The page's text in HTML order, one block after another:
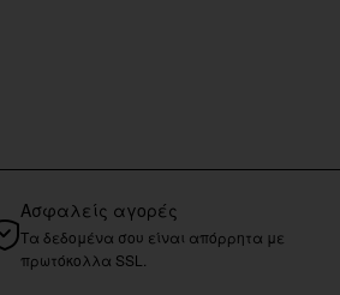
Ασφαλείς αγορές
Τα δεδομένα σου είναι απόρρητα με
πρωτόκολλα SSL.